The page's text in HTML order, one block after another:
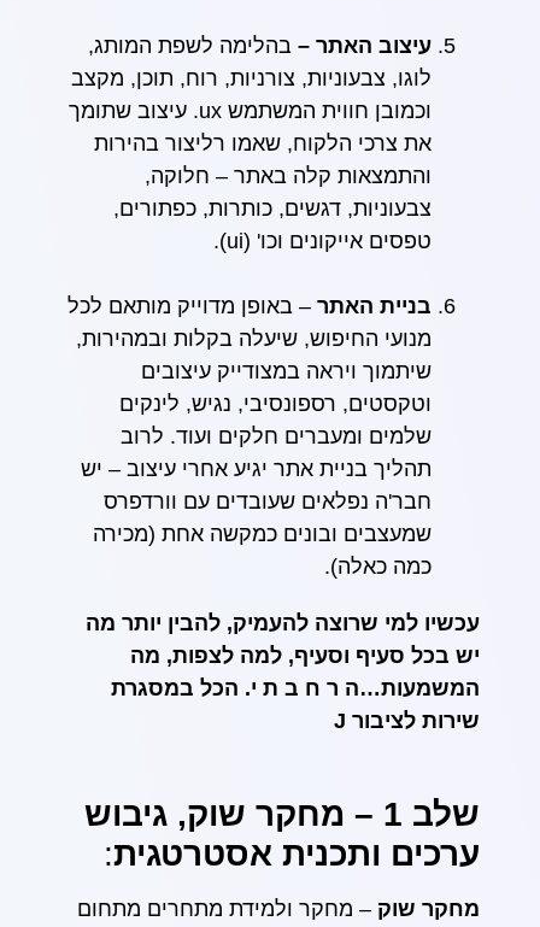
עיצוב האתר – בהלימה לשפת המותג,
לוגו, צבעוניות, צורניות, רוח, תוכן, מקצב
וכמובן חווית המשתמש ux. עיצוב שתומך
את צרכי הלקוח, שאמו רליצור בהירות
והתמצאות קלה באתר – חלוקה,
צבעוניות, דגשים, כותרות, כפתורים,
טפסים אייקונים וכו' (ui).
בניית האתר – באופן מדוייק מותאם לכל
מנועי החיפוש, שיעלה בקלות ובמהירות,
שיתמוך ויראה במצודייק עיצובים
וטקסטים, רספונסיבי, נגיש, לינקים
שלמים ומעברים חלקים ועוד. לרוב
תהליך בניית אתר יגיע אחרי עיצוב – יש
חבר'ה נפלאים שעובדים עם וורדפרס
שמעצבים ובונים כמקשה אחת (מכירה
כמה כאלה).
עכשיו למי שרוצה להעמיק, להבין יותר מה
יש בכל סעיף וסעיף, למה לצפות, מה
המשמעות…ה ר ח ב ת י. הכל במסגרת
שירות לציבור J
שלב 1 – מחקר שוק, גיבוש
ערכים ותכנית אסטרטגית:
מחקר שוק – מחקר ולמידת מתחרים מתחום